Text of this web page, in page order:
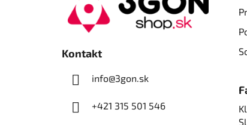
Kontakt
info@3gon.sk
+421 315 501 546